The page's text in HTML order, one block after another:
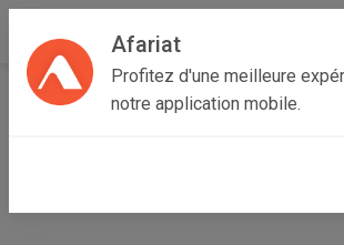
Afariat
Profitez d'une meilleure
notre application mobile.
Accueil Immobilier Cap bon - Sahel